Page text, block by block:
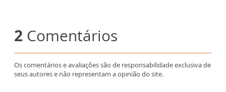
2 Comentários
Os comentários e avaliações são de responsabilidade exclusiva de
seus autores e não representam a opinião do site.